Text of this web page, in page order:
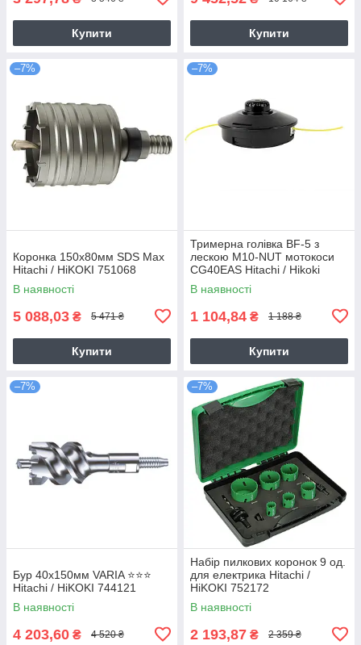
Купити Купити
–7%
Коронка 150х80мм SDS Max
Hitachi / HiKOKI 751068
В наявності
5 088,03 ₴ 5 471 ₴
Купити
–7%
Тримерна голівка BF-5 з
лескою M10-NUT мотокоси
CG40EAS Hitachi / Hikoki
6695784
В наявності
1 104,84 ₴ 1 188 ₴
Купити
–7%
Бур 40х150мм VARIA ⭐️⭐️⭐️
Hitachi / HiKOKI 744121
В наявності
4 203,60 ₴ 4 520 ₴
–7%
Набір пилкових коронок 9 од.
для електрика Hitachi /
HiKOKI 752172
В наявності
2 193,87 ₴ 2 359 ₴